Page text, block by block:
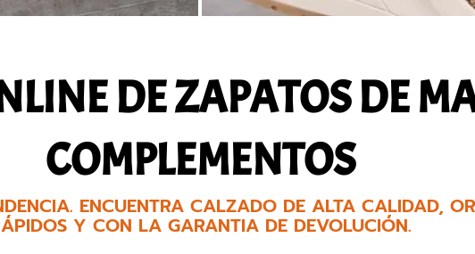
DE ZAPATOS DE
COMPLEMENTOS
ENCUENTRA CALZADO DE ALTA CALIDAD,
Y CON LA GARANTIA DE DEVOLUCIÓN.